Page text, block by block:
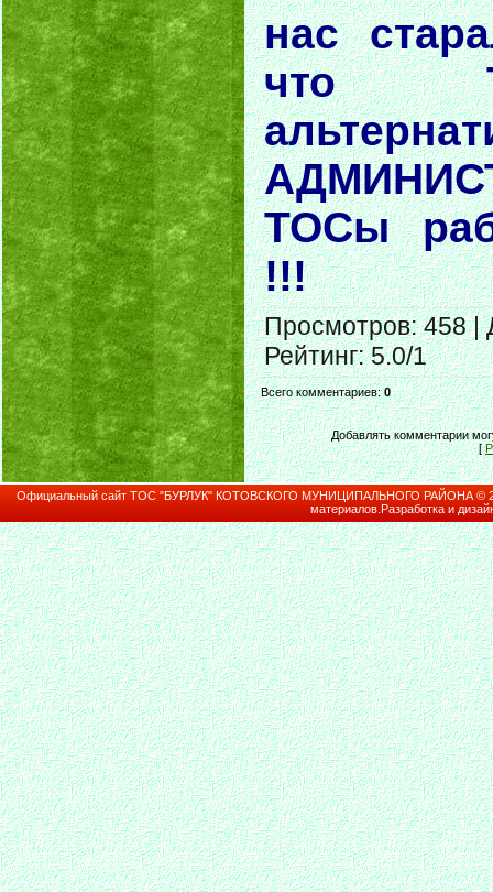
нас
что
ТОСы
!!!
Просмотров: 458 |
Рейтинг:5.0/1
Всего комментариев:0
Добавлять комментарии
[
Официальный сайт ТОС "БУРЛУК" КОТОВСКОГО МУНИЦИПАЛЬНОГО РАЙОНА ©
материалов.Разработка и